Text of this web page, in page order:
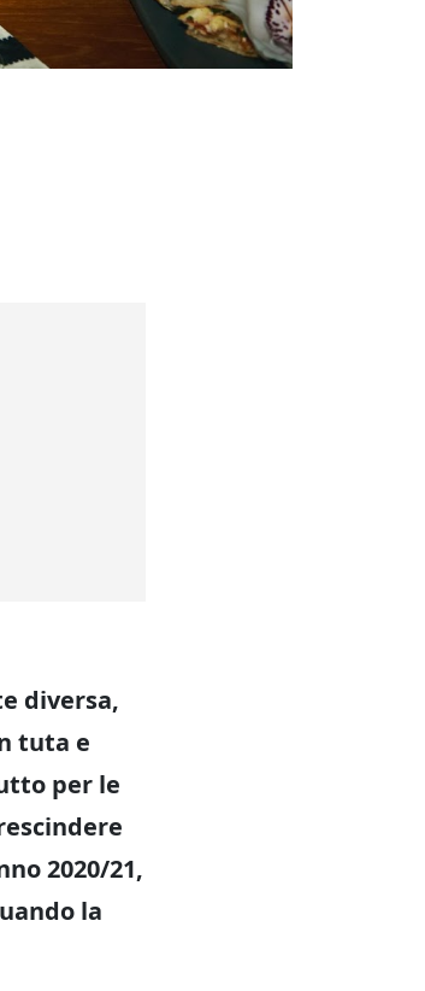
Tendenze
diversa,
tuta e
per le
2020/21,
la